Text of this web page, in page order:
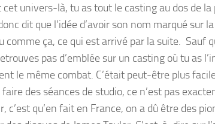
cet univers-là, tu as tout le casting au dos de
dit que l’idée d’avoir son nom marqué sur
comme ça, ce qui est arrivé par la suite. Sauf
pas d’emblée sur un casting où tu as
le même combat. C’était peut-être plus
des séances de studio, ce n’est pas
c’est qu’en fait en France, on a dû être des